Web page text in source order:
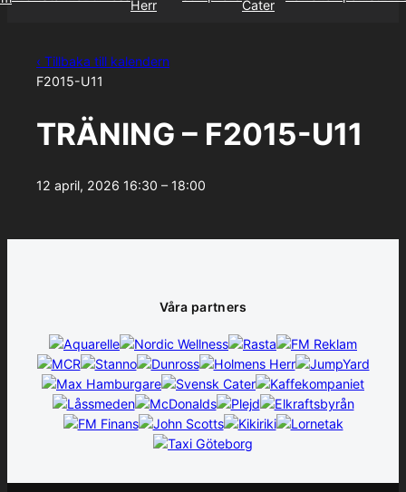
‹ Tillbaka till kalendern
F2015-U11
TRÄNING – F2015-U11
12 april, 2026 16:30 – 18:00
Våra partners